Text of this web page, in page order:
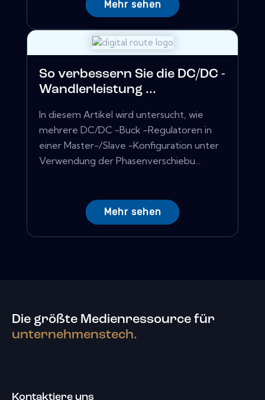
Mehr sehen
So verbessern Sie die DC/DC -
Wandlerleistung ...
In diesem Artikel wird untersucht, wie
mehrere DC/DC -Buck -Regulatoren in
einer Master-/Slave -Konfiguration unter
Verwendung der Phasenverschiebu...
Mehr sehen
Die größte Medienressource für
unternehmenstech.
Kontaktiere uns